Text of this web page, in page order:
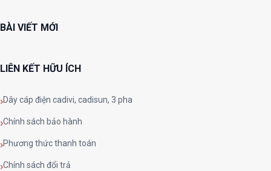
BÀI VIẾT MỚI
LIÊN KẾT HỮU ÍCH
Dây cáp điện cadivi, cadisun, 3 pha
Chính sách bảo hành
Phương thức thanh toán
Chính sách đổi trả